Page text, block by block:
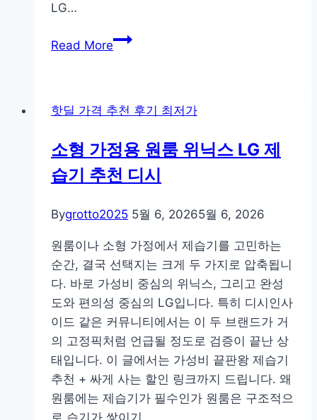
LG…
Read More삼
미
천
가
후
디
시
(27
인
치,
32
인
치,
43
핫딜 가격 추천 후기 최저가
소형 가정용 원룸 위닉스 LG 제
습기 추천 디시
Bygrotto2025 5월 6, 20265월 6, 2026
원룸이나 소형 가정에서 제습기를 고민하는
순간, 결국 선택지는 크게 두 가지로 압축됩니
다. 바로 가성비 중심의 위닉스, 그리고 완성
도와 편의성 중심의 LG입니다. 특히 디시인사
이드 같은 커뮤니티에서는 이 두 브랜드가 거
의 고정픽처럼 언급될 정도로 검증이 끝난 상
태입니다. 이 글에서는 가성비 끝판왕 제습기
추천 + 싸게 사는 할인 링크까지 드립니다. 왜
원룸에는 제습기가 필수인가 원룸은 구조적으